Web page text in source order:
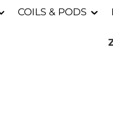
COILS & PODS